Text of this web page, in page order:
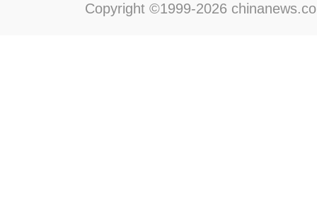
Copyright ©1999-2026